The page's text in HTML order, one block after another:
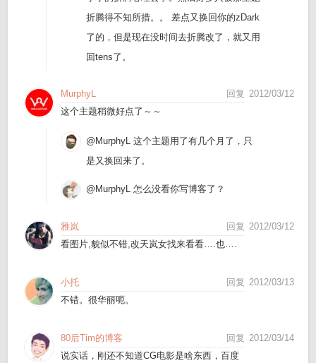
折腾得不知所措。。 差点又换回你的zDark
了的，但是现在没时间去折腾改了，就又用
回tens了。
2012/03/12
MurphyL
回复
这个主题稍微好点了～～
@MurphyL 这个主题用了有几个月了，只
是又换回来了。
@MurphyL 怎么没看你写博客了？
2012/03/12
雅岚
回复
看图片,貌似不错,改天岚女找来看看….也….
2012/03/13
小托
回复
不错。很华丽呃。
2012/03/14
80后Tim的博客
回复
说实话，刚还不知道CG电影是啥东西，百度